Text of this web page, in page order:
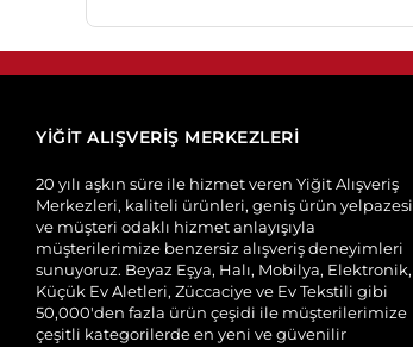
YİĞİT ALIŞVERİŞ MERKEZLERİ
20 yılı aşkın süre ile hizmet veren Yiğit Alışveriş
Merkezleri, kaliteli ürünleri, geniş ürün yelpazesi
ve müşteri odaklı hizmet anlayışıyla
müşterilerimize benzersiz alışveriş deneyimleri
sunuyoruz. Beyaz Eşya, Halı, Mobilya, Elektronik,
Küçük Ev Aletleri, Züccaciye ve Ev Tekstili gibi
50,000'den fazla ürün çeşidi ile müşterilerimize
çeşitli kategorilerde en yeni ve güvenilir